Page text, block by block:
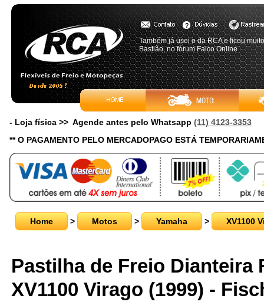
Também já usei o da RCA e ficou
Bastião, no fórum Falco Online
- Loja física >> Agende antes pelo Whatsapp (11) 4123-3353
** O PAGAMENTO PELO MERCADOPAGO ESTÁ
Home > Motos > Yamaha > XV1100
Pastilha de Freio Dianteira
XV1100 Virago (1999) -